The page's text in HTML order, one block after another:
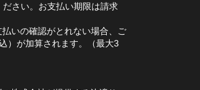
さい。お支払い期限は請求
いの確認がとれない場合、ご
）が加算されます。（最大3